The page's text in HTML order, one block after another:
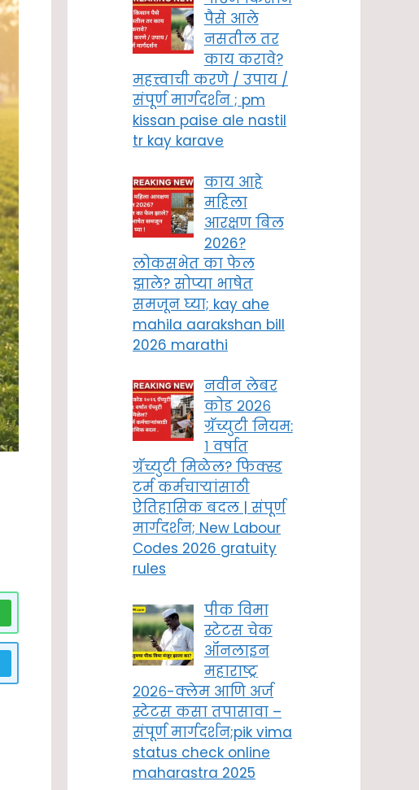
पैसे आले
नसतील तर
काय करावे?
महत्त्वाची करणे / उपाय /
संपूर्ण मार्गदर्शन ; pm
kissan paise ale nastil
tr kay karave
काय आहे
महिला
आरक्षण बिल
2026?
लोकसभेत का फेल
झाले? सोप्या भाषेत
समजून घ्या; kay ahe
mahila aarakshan bill
2026 marathi
नवीन लेबर
कोड २०२६
ग्रॅच्युटी नियम:
१ वर्षात
ग्रॅच्युटी मिळेल? फिक्स्ड
टर्म कर्मचाऱ्यांसाठी
ऐतिहासिक बदल | संपूर्ण
मार्गदर्शन; New Labour
Codes 2026 gratuity
rules
पीक विमा
स्टेटस चेक
ऑनलाइन
महाराष्ट्र
२०२६-क्लेम आणि अर्ज
स्टेटस कसा तपासावा –
संपूर्ण मार्गदर्शन;pik vima
status check online
maharastra 2025